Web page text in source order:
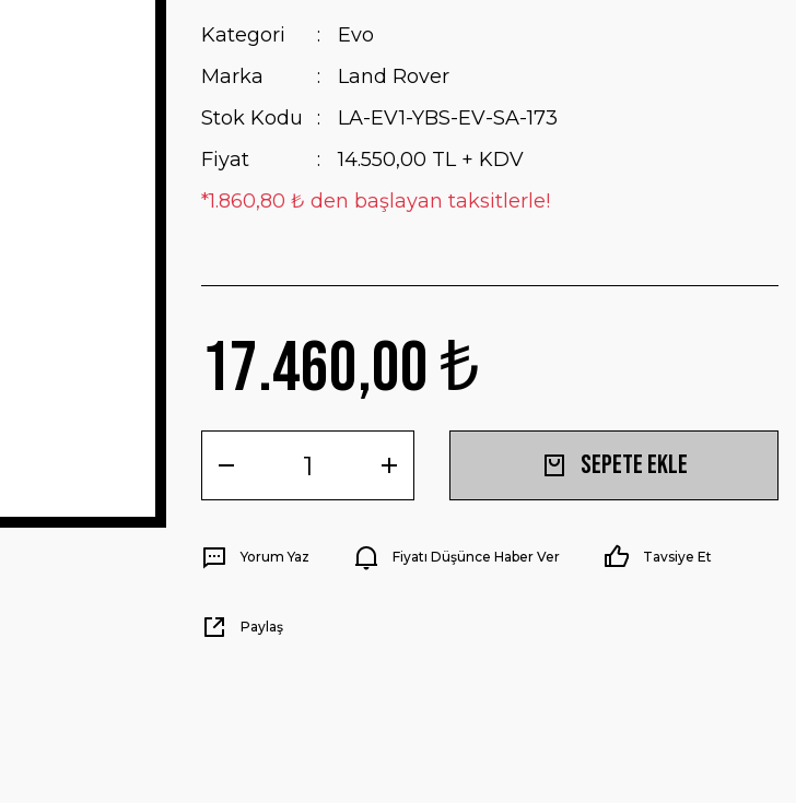
Kategori
Evo
Marka
Land Rover
Stok Kodu
LA-EV1-YBS-EV-SA-173
Fiyat
14.550,00 TL + KDV
*1.860,80 ₺ den başlayan taksitlerle!
17.460,00 ₺
Sepete Ekle
Yorum Yaz Fiyatı Düşünce Haber Ver Tavsiye Et
Paylaş